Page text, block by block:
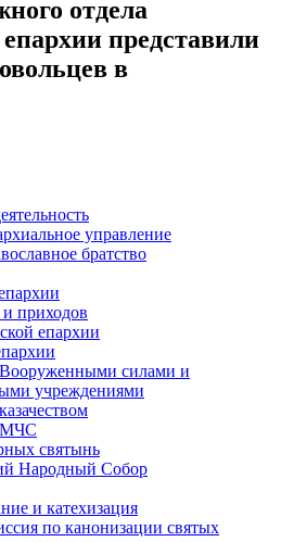
отдела
представили
в
управление
братство
приходов
епархии
силами и
учреждениями
МЧС
святынь
Народный Собор
и катехизация
по канонизации святых